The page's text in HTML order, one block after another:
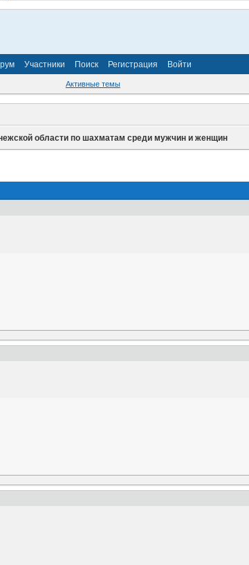
Участники Поиск Регистрация Войти
Активные темы
области по шахматам среди мужчин и женщин